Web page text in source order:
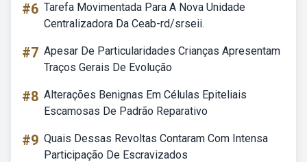
#6 Tarefa Movimentada Para A Nova Unidade
Centralizadora Da Ceab-rd/srseii.
#7 Apesar De Particularidades Crianças Apresentam
Traços Gerais De Evolução
#8 Alterações Benignas Em Células Epiteliais
Escamosas De Padrão Reparativo
#9 Quais Dessas Revoltas Contaram Com Intensa
Participação De Escravizados